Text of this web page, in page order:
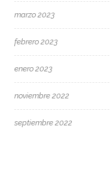
marzo 2023
febrero 2023
enero 2023
noviembre 2022
septiembre 2022